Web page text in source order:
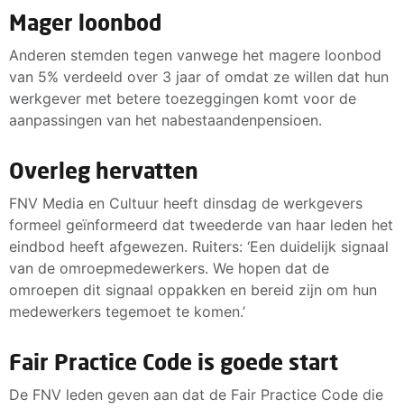
Mager loonbod
Anderen stemden tegen vanwege het magere loonbod
van 5% verdeeld over 3 jaar of omdat ze willen dat hun
werkgever met betere toezeggingen komt voor de
aanpassingen van het nabestaandenpensioen.
Overleg hervatten
FNV Media en Cultuur heeft dinsdag de werkgevers
formeel geïnformeerd dat tweederde van haar leden het
eindbod heeft afgewezen. Ruiters: ‘Een duidelijk signaal
van de omroepmedewerkers. We hopen dat de
omroepen dit signaal oppakken en bereid zijn om hun
medewerkers tegemoet te komen.’
Fair Practice Code is goede start
De FNV leden geven aan dat de Fair Practice Code die